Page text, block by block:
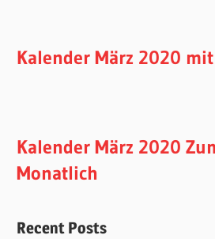
Kalender März 2020
Kalender März 2020
Monatlich
Recent Posts